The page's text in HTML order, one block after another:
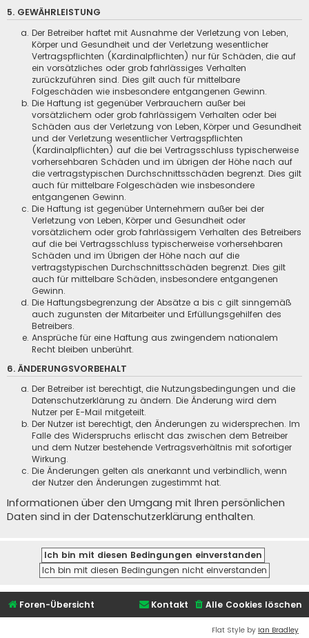
5. GEWÄHRLEISTUNG
Der Betreiber haftet mit Ausnahme der Verletzung von Leben,
Körper und Gesundheit und der Verletzung wesentlicher
Vertragspflichten (Kardinalpflichten) nur für Schäden, die auf
ein vorsätzliches oder grob fahrlässiges Verhalten
zurückzuführen sind. Dies gilt auch für mittelbare
Folgeschäden wie insbesondere entgangenen Gewinn.
Die Haftung ist gegenüber Verbrauchern außer bei
vorsätzlichem oder grob fahrlässigem Verhalten oder bei
Schäden aus der Verletzung von Leben, Körper und Gesundheit
und der Verletzung wesentlicher Vertragspflichten
(Kardinalpflichten) auf die bei Vertragsschluss typischerweise
vorhersehbaren Schäden und im übrigen der Höhe nach auf
die vertragstypischen Durchschnittsschäden begrenzt. Dies gilt
auch für mittelbare Folgeschäden wie insbesondere
entgangenen Gewinn.
Die Haftung ist gegenüber Unternehmern außer bei der
Verletzung von Leben, Körper und Gesundheit oder
vorsätzlichem oder grob fahrlässigem Verhalten des Betreibers
auf die bei Vertragsschluss typischerweise vorhersehbaren
Schäden und im Übrigen der Höhe nach auf die
vertragstypischen Durchschnittsschäden begrenzt. Dies gilt
auch für mittelbare Schäden, insbesondere entgangenen
Gewinn.
Die Haftungsbegrenzung der Absätze a bis c gilt sinngemäß
auch zugunsten der Mitarbeiter und Erfüllungsgehilfen des
Betreibers.
Ansprüche für eine Haftung aus zwingendem nationalem
Recht bleiben unberührt.
6. ÄNDERUNGSVORBEHALT
Der Betreiber ist berechtigt, die Nutzungsbedingungen und die
Datenschutzerklärung zu ändern. Die Änderung wird dem
Nutzer per E-Mail mitgeteilt.
Der Nutzer ist berechtigt, den Änderungen zu widersprechen. Im
Falle des Widerspruchs erlischt das zwischen dem Betreiber
und dem Nutzer bestehende Vertragsverhältnis mit sofortiger
Wirkung.
Die Änderungen gelten als anerkannt und verbindlich, wenn
der Nutzer den Änderungen zugestimmt hat.
Informationen über den Umgang mit Ihren persönlichen
Daten sind in der Datenschutzerklärung enthalten.
Foren-Übersicht Alle Cookies löschen
Kontakt
Flat Style by Ian Bradley